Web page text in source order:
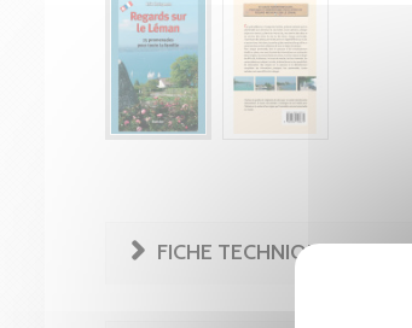
FICHE TECHNIQUE